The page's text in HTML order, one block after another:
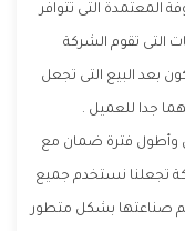
المعتمدة التى تتوافر
التى تقوم الشركة
بعد البيع التى تجعل
جدا للعميل .
وأطول فترة ضمان مع
تجعلنا نستخدم جميع
صناعتها بشكل متطور